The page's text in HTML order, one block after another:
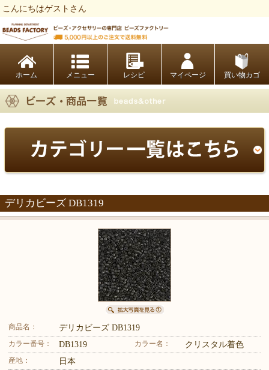
こんにちはゲストさん
ホーム レシピ マイページ 買い物カゴ
デリカビーズ DB1319
商品名： デリカビーズ DB1319
カラー番号： DB1319 カラー名： クリスタル着色
産地： 日本